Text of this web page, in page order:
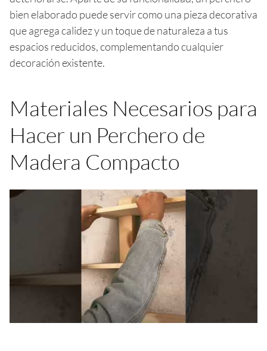
bien elaborado puede servir como una pieza decorativa
que agrega calidez y un toque de naturaleza a tus
espacios reducidos, complementando cualquier
decoración existente.
Materiales Necesarios para
Hacer un Perchero de
Madera Compacto